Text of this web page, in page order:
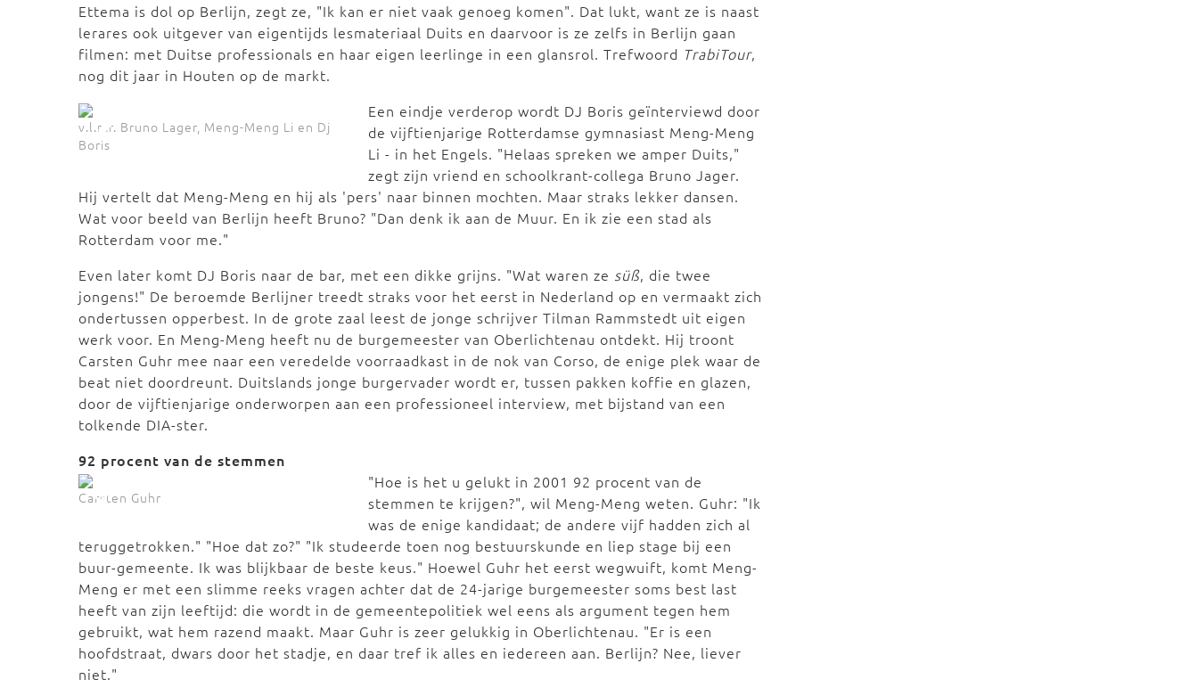
Ettema is dol op Berlijn, zegt ze, "Ik kan er niet vaak genoeg komen". Dat lukt, want ze is naast
lerares ook uitgever van eigentijds lesmateriaal Duits en daarvoor is ze zelfs in Berlijn gaan
filmen: met Duitse professionals en haar eigen leerlinge in een glansrol. Trefwoord TrabiTour,
nog dit jaar in Houten op de markt.
v.l.n.r. Bruno Lager, Meng-Meng Li en Dj
Boris
Een eindje verderop wordt DJ Boris geïnterviewd door
de vijftienjarige Rotterdamse gymnasiast Meng-Meng
Li - in het Engels. "Helaas spreken we amper Duits,"
zegt zijn vriend en schoolkrant-collega Bruno Jager.
Hij vertelt dat Meng-Meng en hij als 'pers' naar binnen mochten. Maar straks lekker dansen.
Wat voor beeld van Berlijn heeft Bruno? "Dan denk ik aan de Muur. En ik zie een stad als
Rotterdam voor me."
Even later komt DJ Boris naar de bar, met een dikke grijns. "Wat waren ze süß, die twee
jongens!" De beroemde Berlijner treedt straks voor het eerst in Nederland op en vermaakt zich
ondertussen opperbest. In de grote zaal leest de jonge schrijver Tilman Rammstedt uit eigen
werk voor. En Meng-Meng heeft nu de burgemeester van Oberlichtenau ontdekt. Hij troont
Carsten Guhr mee naar een veredelde voorraadkast in de nok van Corso, de enige plek waar de
beat niet doordreunt. Duitslands jonge burgervader wordt er, tussen pakken koffie en glazen,
door de vijftienjarige onderworpen aan een professioneel interview, met bijstand van een
tolkende DIA-ster.
92 procent van de stemmen
Carsten Guhr
"Hoe is het u gelukt in 2001 92 procent van de
stemmen te krijgen?", wil Meng-Meng weten. Guhr: "Ik
was de enige kandidaat; de andere vijf hadden zich al
teruggetrokken." "Hoe dat zo?" "Ik studeerde toen nog bestuurskunde en liep stage bij een
buur-gemeente. Ik was blijkbaar de beste keus." Hoewel Guhr het eerst wegwuift, komt Meng-
Meng er met een slimme reeks vragen achter dat de 24-jarige burgemeester soms best last
heeft van zijn leeftijd: die wordt in de gemeentepolitiek wel eens als argument tegen hem
gebruikt, wat hem razend maakt. Maar Guhr is zeer gelukkig in Oberlichtenau. "Er is een
hoofdstraat, dwars door het stadje, en daar tref ik alles en iedereen aan. Berlijn? Nee, liever
niet."